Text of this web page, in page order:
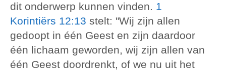
dit onderwerp kunnen vinden. 1
Korintiërs 12:13 stelt: "Wij zijn allen
gedoopt in één Geest en zijn daardoor
één lichaam geworden, wij zijn allen van
één Geest doordrenkt, of we nu uit het